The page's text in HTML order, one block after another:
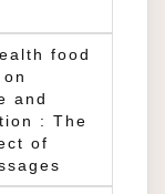
food
and
: The
of